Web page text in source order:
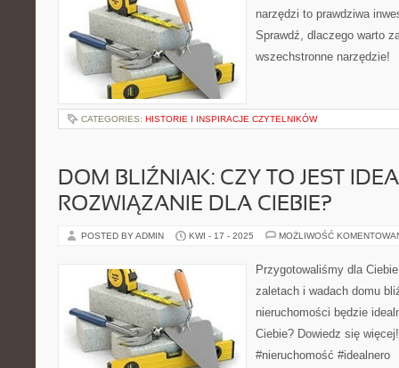
narzędzi to prawdziwa
Sprawdź, dlaczego warto
wszechstronne narzędzie!
CATEGORIES: HISTORIE I INSPIRACJE CZYTELNIKÓW
DOM BLIŹNIAK: CZY TO JEST
ROZWIĄZANIE DLA CIEBIE?
POSTED BY ADMIN KWI - 17 - 2025 MOŻLIWOŚĆ
Przygotowaliśmy dla
zaletach i wadach domu
nieruchomości będzie
Ciebie? Dowiedz się
#nieruchomość #idealnero